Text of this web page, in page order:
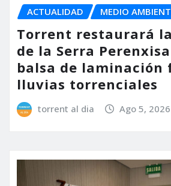
ACTUALIDAD MEDIO
Torrent restaurará
de la Serra
balsa de laminación
lluvias torrenciales
torrent al dia Ago 5, 2026